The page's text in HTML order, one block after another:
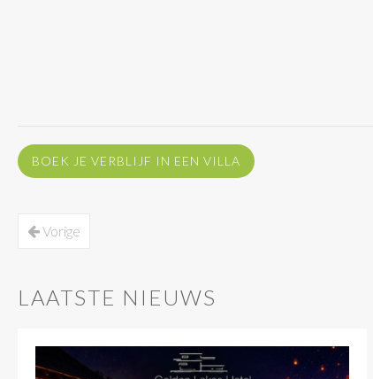
BOEK JE VERBLIJF IN EEN VILLA
Vorige
LAATSTE NIEUWS